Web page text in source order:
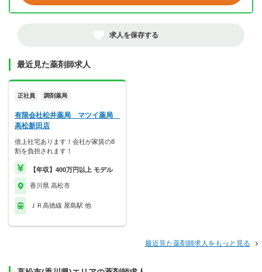
求人を保存する
最近見た薬剤師求人
正社員 調剤薬局
有限会社松井薬局 マツイ薬局
高松新田店
借上社宅あります！会社が家賃の8
割を負担されます！
【年収】400万円以上 モデル
香川県 高松市
ＪＲ高徳線 屋島駅 他
最近見た薬剤師求人をもっと見る